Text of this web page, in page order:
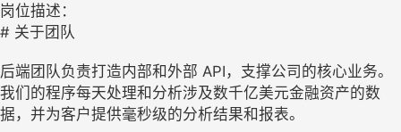
岗位描述：
# 关于团队
后端团队负责打造内部和外部 API，支撑公司的核心业务。
我们的程序每天处理和分析涉及数千亿美元金融资产的数
据，并为客户提供毫秒级的分析结果和报表。